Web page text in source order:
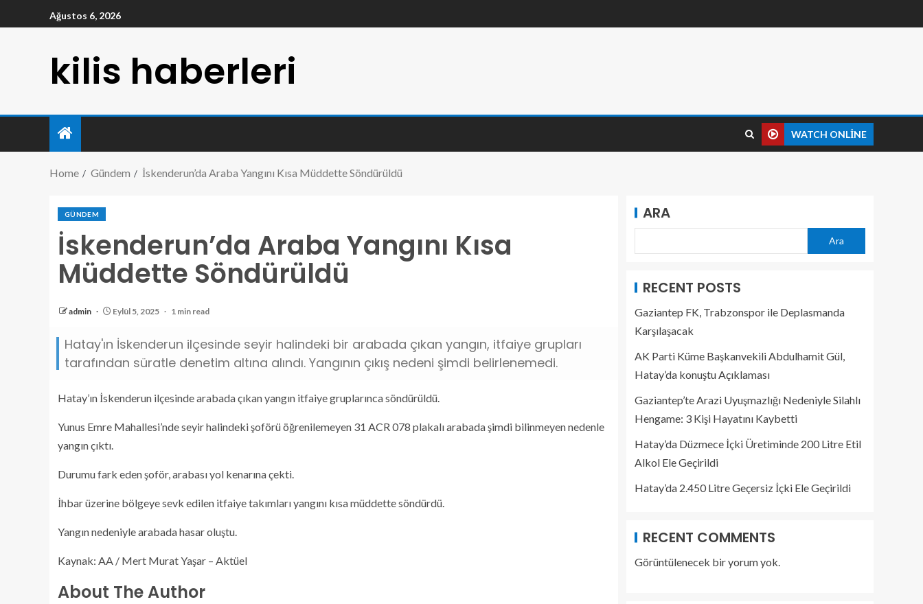
Ağustos 6, 2026
kilis haberleri
WATCH ONLINE
Home Gündem İskenderun’da Araba Yangını Kısa Müddette Söndürüldü
GÜNDEM
İskenderun’da Araba Yangını Kısa
Müddette Söndürüldü
admin Eylül 5, 2025 1 min read
Hatay'ın İskenderun ilçesinde seyir halindeki bir arabada çıkan yangın, itfaiye grupları
tarafından süratle denetim altına alındı. Yangının çıkış nedeni şimdi belirlenemedi.
Hatay’ın İskenderun ilçesinde arabada çıkan yangın itfaiye gruplarınca söndürüldü.
Yunus Emre Mahallesi’nde seyir halindeki şoförü öğrenilemeyen 31 ACR 078 plakalı arabada şimdi bilinmeyen nedenle
yangın çıktı.
Durumu fark eden şoför, arabası yol kenarına çekti.
İhbar üzerine bölgeye sevk edilen itfaiye takımları yangını kısa müddette söndürdü.
Yangın nedeniyle arabada hasar oluştu.
Kaynak: AA / Mert Murat Yaşar – Aktüel
About The Author
ARA
Ara
RECENT POSTS
Gaziantep FK, Trabzonspor ile Deplasmanda
Karşılaşacak
AK Parti Küme Başkanvekili Abdulhamit Gül,
Hatay’da konuştu Açıklaması
Gaziantep’te Arazi Uyuşmazlığı Nedeniyle Silahlı
Hengame: 3 Kişi Hayatını Kaybetti
Hatay’da Düzmece İçki Üretiminde 200 Litre Etil
Alkol Ele Geçirildi
Hatay’da 2.450 Litre Geçersiz İçki Ele Geçirildi
RECENT COMMENTS
Görüntülenecek bir yorum yok.